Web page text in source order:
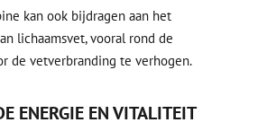
kan ook bijdragen aan het
lichaamsvet, vooral rond de
de vetverbranding te verhogen.
ENERGIE EN VITALITEIT